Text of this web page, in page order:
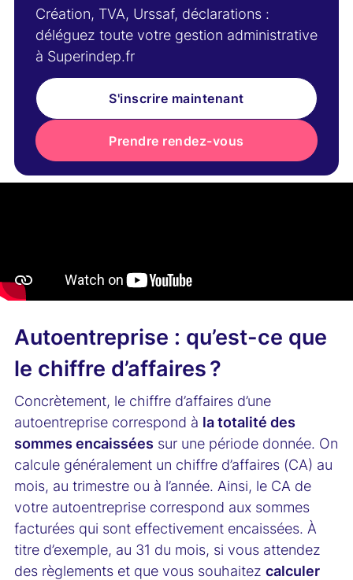
Création, TVA, Urssaf, déclarations :
déléguez toute votre gestion administrative
à Superindep.fr
S'inscrire maintenant
Prendre rendez-vous
Autoentreprise : qu’est-ce que
le chiffre d’affaires ?
Concrètement, le chiffre d’affaires d’une
autoentreprise correspond à la totalité des
sommes encaissées sur une période donnée. On
calcule généralement un chiffre d’affaires (CA) au
mois, au trimestre ou à l’année. Ainsi, le CA de
votre autoentreprise correspond aux sommes
facturées qui sont effectivement encaissées. À
titre d’exemple, au 31 du mois, si vous attendez
des règlements et que vous souhaitez calculer